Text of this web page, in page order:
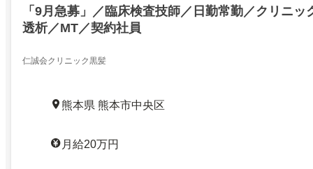
「9月急募」／臨床検査技師／日勤常勤／クリニッ
透析／MT／契約社員
仁誠会クリニック黒髪
熊本県 熊本市中央区
月給20万円